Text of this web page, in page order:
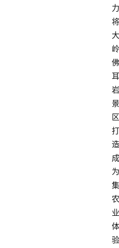
力
将
大
岭
佛
耳
岩
景
区
打
造
成
为
集
农
业
体
验